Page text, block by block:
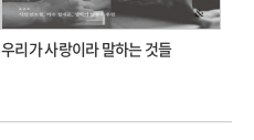
우리가 사랑이라 말하는 것들